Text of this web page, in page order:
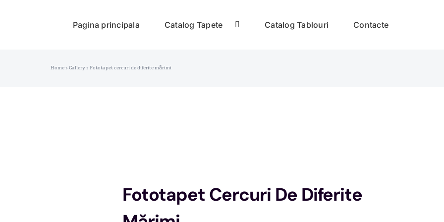
Pagina principala Catalog Tapete Catalog Tablouri Contacte
Home»Gallery»Fototapet cercuri de diferite mărimi
Fototapet Cercuri De Diferite